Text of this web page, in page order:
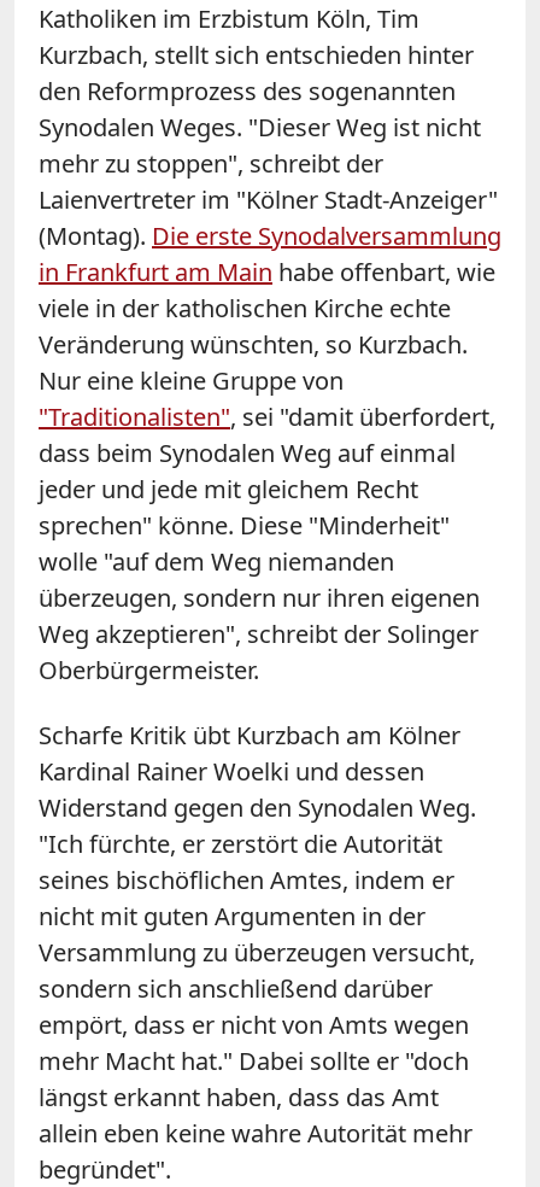
Katholiken im Erzbistum Köln, Tim
Kurzbach, stellt sich entschieden hinter
den Reformprozess des sogenannten
Synodalen Weges. "Dieser Weg ist nicht
mehr zu stoppen", schreibt der
Laienvertreter im "Kölner Stadt-Anzeiger"
(Montag). Die erste Synodalversammlung
in Frankfurt am Main habe offenbart, wie
viele in der katholischen Kirche echte
Veränderung wünschten, so Kurzbach.
Nur eine kleine Gruppe von
"Traditionalisten", sei "damit überfordert,
dass beim Synodalen Weg auf einmal
jeder und jede mit gleichem Recht
sprechen" könne. Diese "Minderheit"
wolle "auf dem Weg niemanden
überzeugen, sondern nur ihren eigenen
Weg akzeptieren", schreibt der Solinger
Oberbürgermeister.
Scharfe Kritik übt Kurzbach am Kölner
Kardinal Rainer Woelki und dessen
Widerstand gegen den Synodalen Weg.
"Ich fürchte, er zerstört die Autorität
seines bischöflichen Amtes, indem er
nicht mit guten Argumenten in der
Versammlung zu überzeugen versucht,
sondern sich anschließend darüber
empört, dass er nicht von Amts wegen
mehr Macht hat." Dabei sollte er "doch
längst erkannt haben, dass das Amt
allein eben keine wahre Autorität mehr
begründet".